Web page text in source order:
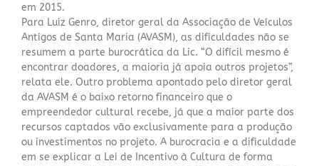
em 2015.
Para Luiz Genro, diretor geral da Associação de Veículos
Antigos de Santa Maria (AVASM), as dificuldades não se
resumem a parte burocrática da Lic. “O difícil mesmo é
encontrar doadores, a maioria já apoia outros projetos”,
relata ele. Outro problema apontado pelo diretor geral
da AVASM é o baixo retorno financeiro que o
empreendedor cultural recebe, já que a maior parte dos
recursos captados vão exclusivamente para a produção
ou investimentos no projeto. A burocracia e a dificuldade
em se explicar a Lei de Incentivo à Cultura de forma